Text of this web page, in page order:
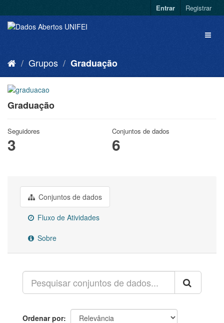
Entrar Registrar
Grupos Graduação
Graduação
Seguidores
3
Conjuntos de dados
6
Conjuntos de dados
Fluxo de Atividades
Sobre
Ordenar por